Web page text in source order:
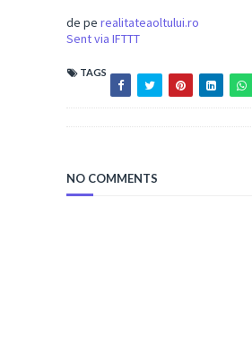
de pe realitateaoltului.ro
Sent via IFTTT
TAGS
NO COMMENTS